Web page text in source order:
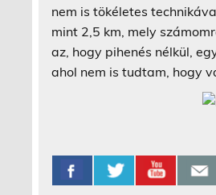
nem is tökéletes
mint 2,5 km, mely
az, hogy pihenés nélkül,
ahol nem is tudtam, hogy